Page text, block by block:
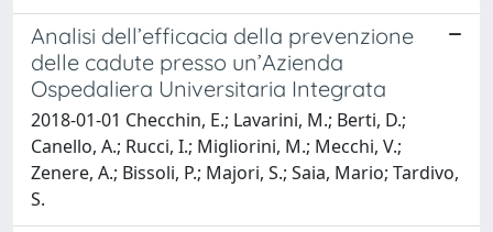
Analisi dell’efficacia della prevenzione
delle cadute presso un’Azienda
Ospedaliera Universitaria Integrata
2018-01-01 Checchin, E.; Lavarini, M.; Berti, D.;
Canello, A.; Rucci, I.; Migliorini, M.; Mecchi, V.;
Zenere, A.; Bissoli, P.; Majori, S.; Saia, Mario; Tardivo,
S.